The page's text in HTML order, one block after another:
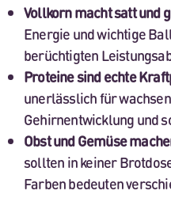
Vollkorn macht satt und
Energie und wichtige
berüchtigten
Proteine sind echte
unerlässlich für
Gehirnentwicklung und
Obst und Gemüse
sollten in keiner
Farben bedeuten